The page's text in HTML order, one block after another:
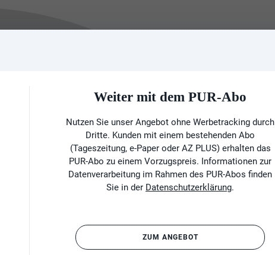
Weiter mit dem PUR-Abo
Nutzen Sie unser Angebot ohne Werbetracking durch
Dritte. Kunden mit einem bestehenden Abo
(Tageszeitung, e-Paper oder AZ PLUS) erhalten das
PUR-Abo zu einem Vorzugspreis. Informationen zur
Datenverarbeitung im Rahmen des PUR-Abos finden
Sie in der Datenschutzerklärung.
ZUM ANGEBOT